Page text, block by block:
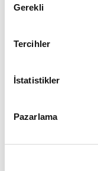
Seçimi
Gerekli
Tercihler
İstatistikler
Pazarlama
Şifrenizi mi unuttunuz ?